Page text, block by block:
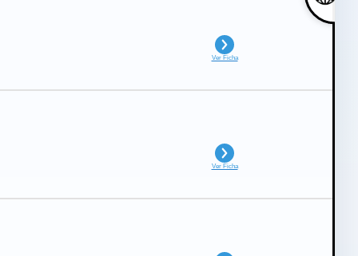
Ver Ficha
Ver Ficha